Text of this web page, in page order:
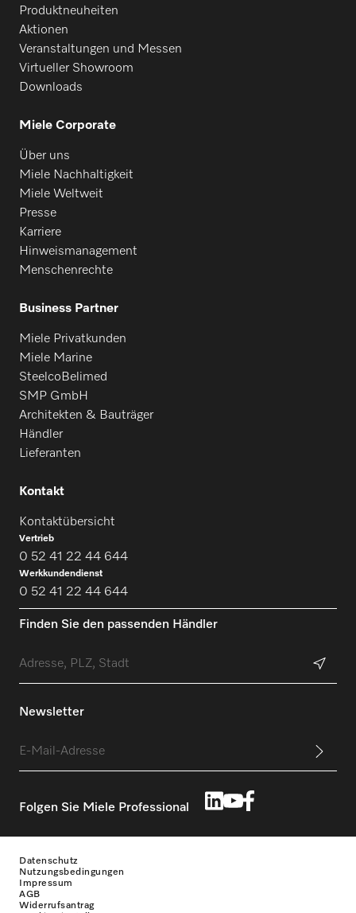
Produktneuheiten
Aktionen
Veranstaltungen und Messen
Virtueller Showroom
Downloads
Miele Corporate
Über uns
Miele Nachhaltigkeit
Miele Weltweit
Presse
Karriere
Hinweismanagement
Menschenrechte
Business Partner
Miele Privatkunden
Miele Marine
SteelcoBelimed
SMP GmbH
Architekten & Bauträger
Händler
Lieferanten
Kontakt
Kontaktübersicht
Vertrieb
0 52 41 22 44 644
Werkkundendienst
0 52 41 22 44 644
Finden Sie den passenden Händler
Newsletter
Folgen Sie Miele Professional
Datenschutz
Nutzungsbedingungen
Impressum
AGB
Widerrufsantrag